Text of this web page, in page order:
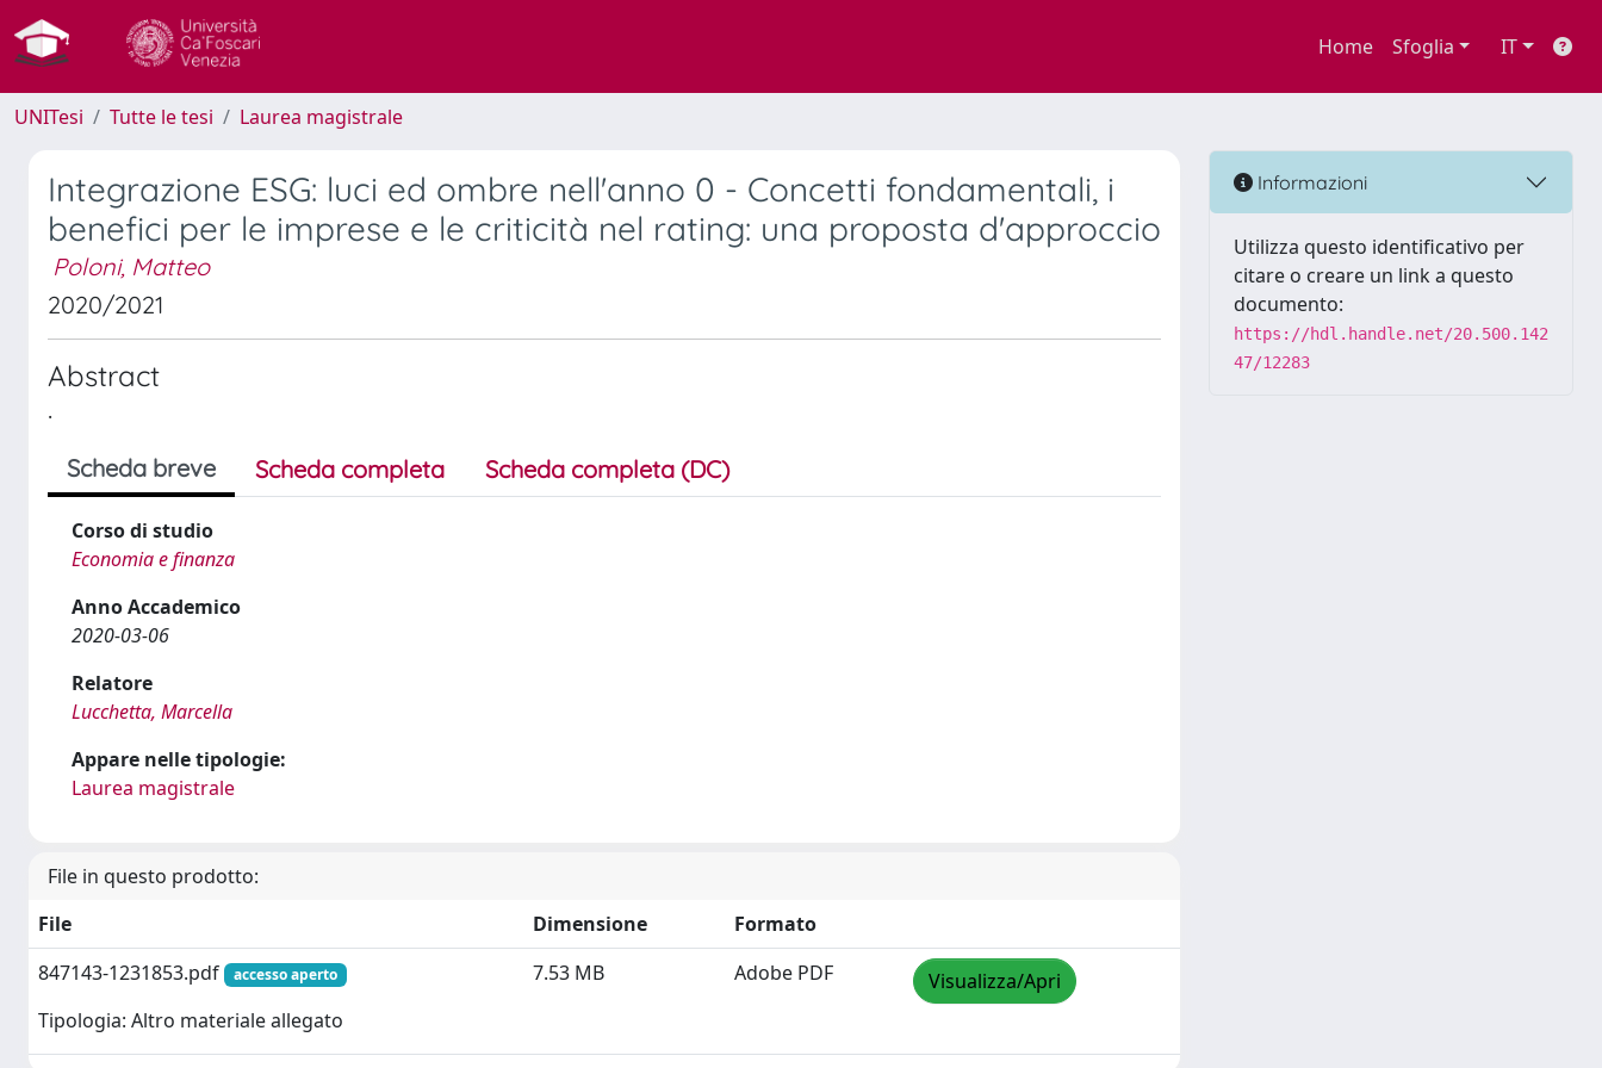
Home Sfoglia IT
UNITesi Tutte le tesi Laurea magistrale
Integrazione ESG: luci ed ombre nell'anno 0 - Concetti fondamentali, i
benefici per le imprese e le criticità nel rating: una proposta d'approccio
Poloni, Matteo
2020/2021
Abstract
.
Scheda breve Scheda completa Scheda completa (DC)
Corso di studio
Economia e finanza
Anno Accademico
2020-03-06
Relatore
Lucchetta, Marcella
Appare nelle tipologie:
Laurea magistrale
File in questo prodotto:
File
Dimensione
Formato
847143-1231853.pdf
accesso aperto
Tipologia: Altro materiale allegato
7.53 MB Adobe PDF Visualizza/Apri
Informazioni
Utilizza questo identificativo per
citare o creare un link a questo
documento:
https://hdl.handle.net/20.500.142
47/12283